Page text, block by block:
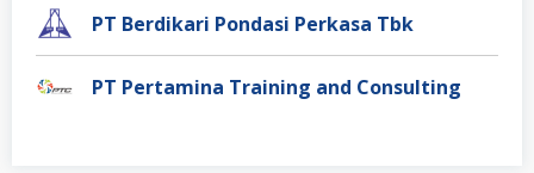
PT Berdikari Pondasi Perkasa Tbk
PT Pertamina Training and Consulting